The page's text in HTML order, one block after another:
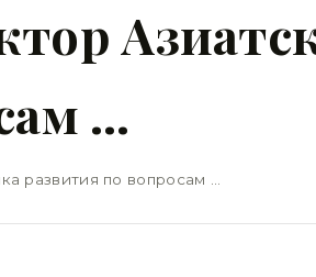
…
развития по вопросам …